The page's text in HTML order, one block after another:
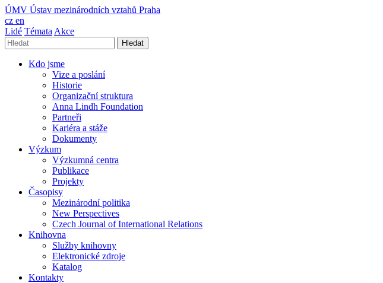
ÚMV Ústav mezinárodních vztahů Praha
cz en
Lidé Témata Akce
Hledat
Kdo jsme
Vize a poslání
Historie
Organizační struktura
Anna Lindh Foundation
Partneři
Kariéra a stáže
Dokumenty
Výzkum
Výzkumná centra
Publikace
Projekty
Časopisy
Mezinárodní politika
New Perspectives
Czech Journal of International Relations
Knihovna
Služby knihovny
Elektronické zdroje
Katalog
Kontakty